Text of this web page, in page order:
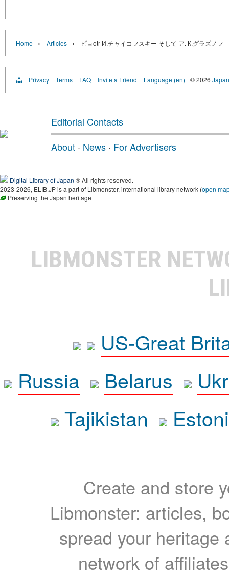
Home › Articles › ピョotr И.チャイコフスキー そして ア. К.グラズノフ
Privacy Terms FAQ Invite a Friend Language (en) © 2026
Editorial Contacts
About · News · For Advertisers
Digital Library of Japan ® All rights reserved.
2023-2026, ELIB.JP is a part of Libmonster, international library network (open
Preserving the Japan heritage
LIBMONSTER
US-Great
Russia
Belarus
Tajikistan
Create and store
Libmonster: articles,
spread your heritage
network of